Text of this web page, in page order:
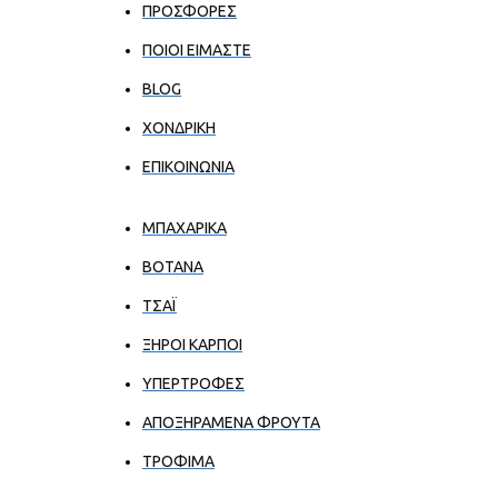
ΠΡΟΣΦΟΡΕΣ
ΠΟΙΟΙ ΕΊΜΑΣΤΕ
BLOG
ΧΟΝΔΡΙΚΉ
ΕΠΙΚΟΙΝΩΝΊΑ
ΜΠΑΧΑΡΙΚΑ
ΒΟΤΑΝΑ
ΤΣΑΪ
ΞΗΡΟΙ ΚΑΡΠΟΙ
ΥΠΕΡΤΡΟΦΕΣ
ΑΠΟΞΗΡΑΜΕΝΑ ΦΡΟΥΤΑ
ΤΡΟΦΙΜΑ